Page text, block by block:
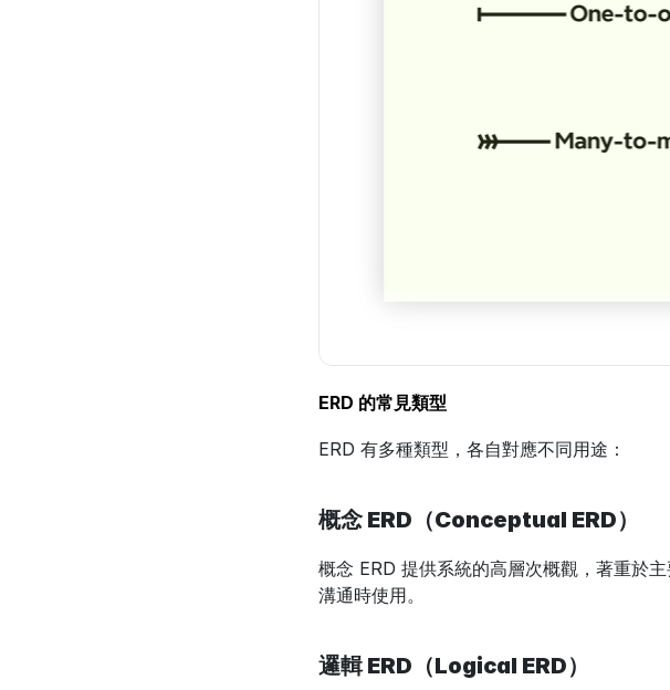
ERD 的常見類型
ERD 有多種類型，各自對應不同用途：
概念 ERD（Conceptual ERD）
概念 ERD 提供系統的高層次概觀，著重於
溝通時使用。
邏輯 ERD（Logical ERD）